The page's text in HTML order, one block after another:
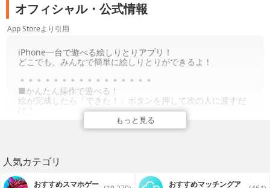
オフィシャル・公式情報
App Storeより引用
もっと見る
iPhone一台で遊べる絵しりとりアプリ！
どこでも、みんなで簡単に絵しりとりができるよ！
＊＊＊＊＊＊＊＊＊＊＊＊＊＊＊＊
■かんたん操作で遊べる！
絵が完成したら「できた！」ボタンを押して次の人に渡すだ
文字を書いたり難しい操作はいらないよ。
■２０色のカラーでカラフルに！
２０色のカラーでカラフルな絵を描けるよ！
人気カテゴリ
おすすめスマホゲー おすすめマッチングア